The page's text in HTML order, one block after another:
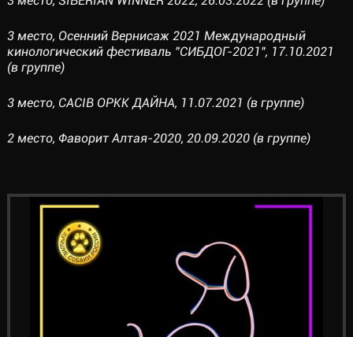
3 место, Осенний Вернисаж 2021 Международный
кинологический фестиваль "СИБДОГ-2021", 17.10.2021
(в группе)
3 место, CACIB ОРКК ДАЙНА, 11.07.2021 (в группе)
2 место, Фаворит Алтая-2020, 20.09.2020 (в группе)